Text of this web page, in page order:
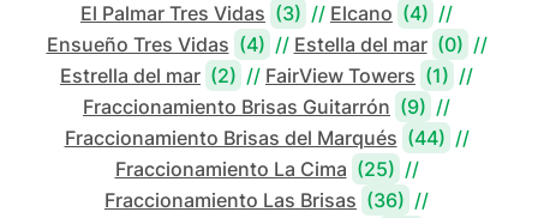
El Palmar Tres Vidas (3) // Elcano (4) //
Ensueño Tres Vidas (4) // Estella del mar (0) //
Estrella del mar (2) // FairView Towers (1) //
Fraccionamiento Brisas Guitarrón (9) //
Fraccionamiento Brisas del Marqués (44) //
Fraccionamiento La Cima (25) //
Fraccionamiento Las Brisas (36) //